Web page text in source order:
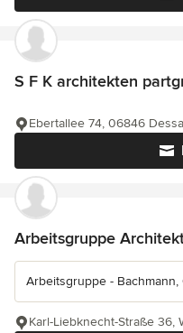
S F K architekten
Ebertallee 74, 06846
Arbeitsgruppe
Arbeitsgruppe - Bachmann,
Karl-Liebknecht-Straße 36,